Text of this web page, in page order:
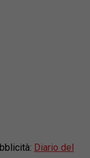
Diario del